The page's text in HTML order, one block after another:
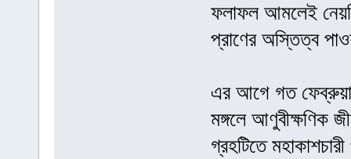
ফলাফল আমলেই
প্রাণের অস্তিত্ব
এর আগে গত
মঙ্গলে আণুবীক্ষণিক
গ্রহটিতে